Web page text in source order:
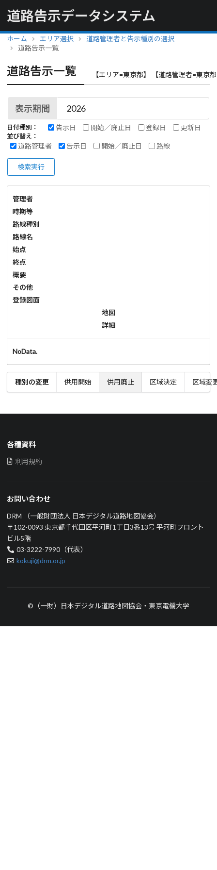
道路告示データシステム
ホーム エリア選択
道路管理者と告示種別の選択
道路告示一覧
道路告示一覧 【エリア=東京都】 【道路管理者=東京
表示期間
日付種別： 告示日 開始／廃止日 登録日 更新日
並び替え：
道路管理者 告示日 開始／廃止日 路線
検索実行
管理者
時期等
路線種別
路線名
始点
終点
概要
その他
登録図面
地図
詳細
NoData.
種別の変更 供用開始 供用廃止 区域決定 区域変
各種資料
利用規約
お問い合わせ
DRM （一般財団法人 日本デジタル道路地図協会）
〒102-0093 東京都千代田区平河町1丁目3番13号 平河町フロント
ビル5階
03-3222-7990（代表）
kokuji@drm.or.jp
©（一財）日本デジタル道路地図協会・東京電機大学